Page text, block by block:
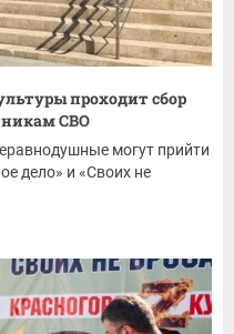
проходит сбор
СВО
могут прийти
дело» и «Своих не